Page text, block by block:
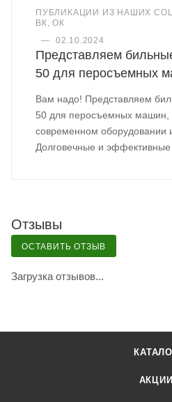
ПУБЛИКАЦИИ ИЗ НАШИХ
ВК, ОК
—
02.10.2024
Представляем
50 для перосъемных
Вам надо! Представляем
50 для перосъемных машин,
современном оборудовании
Долговечные и эффективные
Отзывы
ОСТАВИТЬ ОТЗЫВ
Загрузка отзывов...
АКЦИИ